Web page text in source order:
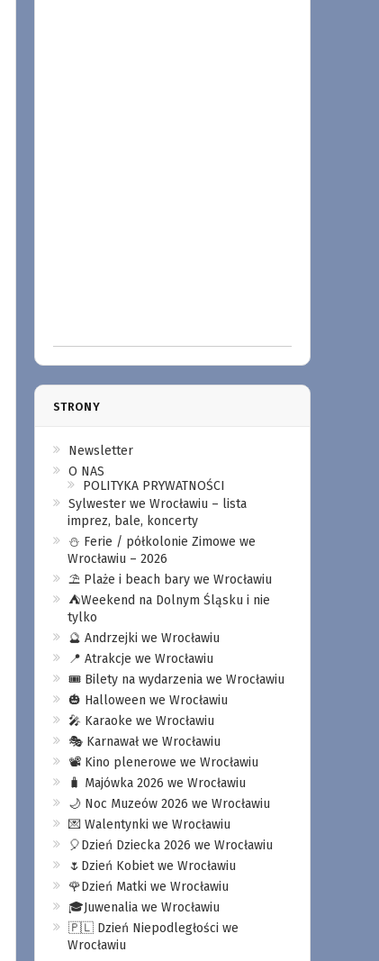
STRONY
Newsletter
O NAS
POLITYKA PRYWATNOŚCI
Sylwester we Wrocławiu – lista
imprez, bale, koncerty
⛄️ Ferie / półkolonie Zimowe we
Wrocławiu – 2026
⛱️ Plaże i beach bary we Wrocławiu
⛺️Weekend na Dolnym Śląsku i nie
tylko
🔮 Andrzejki we Wrocławiu
📍 Atrakcje we Wrocławiu
🎟️ Bilety na wydarzenia we Wrocławiu
🎃 Halloween we Wrocławiu
🎤 Karaoke we Wrocławiu
🎭 Karnawał we Wrocławiu
📽️ Kino plenerowe we Wrocławiu
🧳 Majówka 2026 we Wrocławiu
🌙 Noc Muzeów 2026 we Wrocławiu
💌 Walentynki we Wrocławiu
🎈Dzień Dziecka 2026 we Wrocławiu
🌷Dzień Kobiet we Wrocławiu
🌹Dzień Matki we Wrocławiu
🎓Juwenalia we Wrocławiu
🇵🇱 Dzień Niepodległości we
Wrocławiu